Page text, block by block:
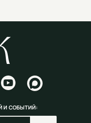
И СОБЫТИЙ: